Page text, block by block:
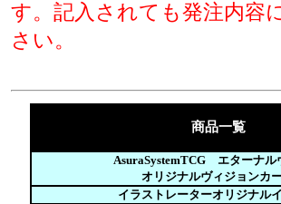
す。記入されても発注内容
さい。
商品一覧
AsuraSystemTCG エターナル
オリジナルヴィジョンカ
イラストレーターオリジナル